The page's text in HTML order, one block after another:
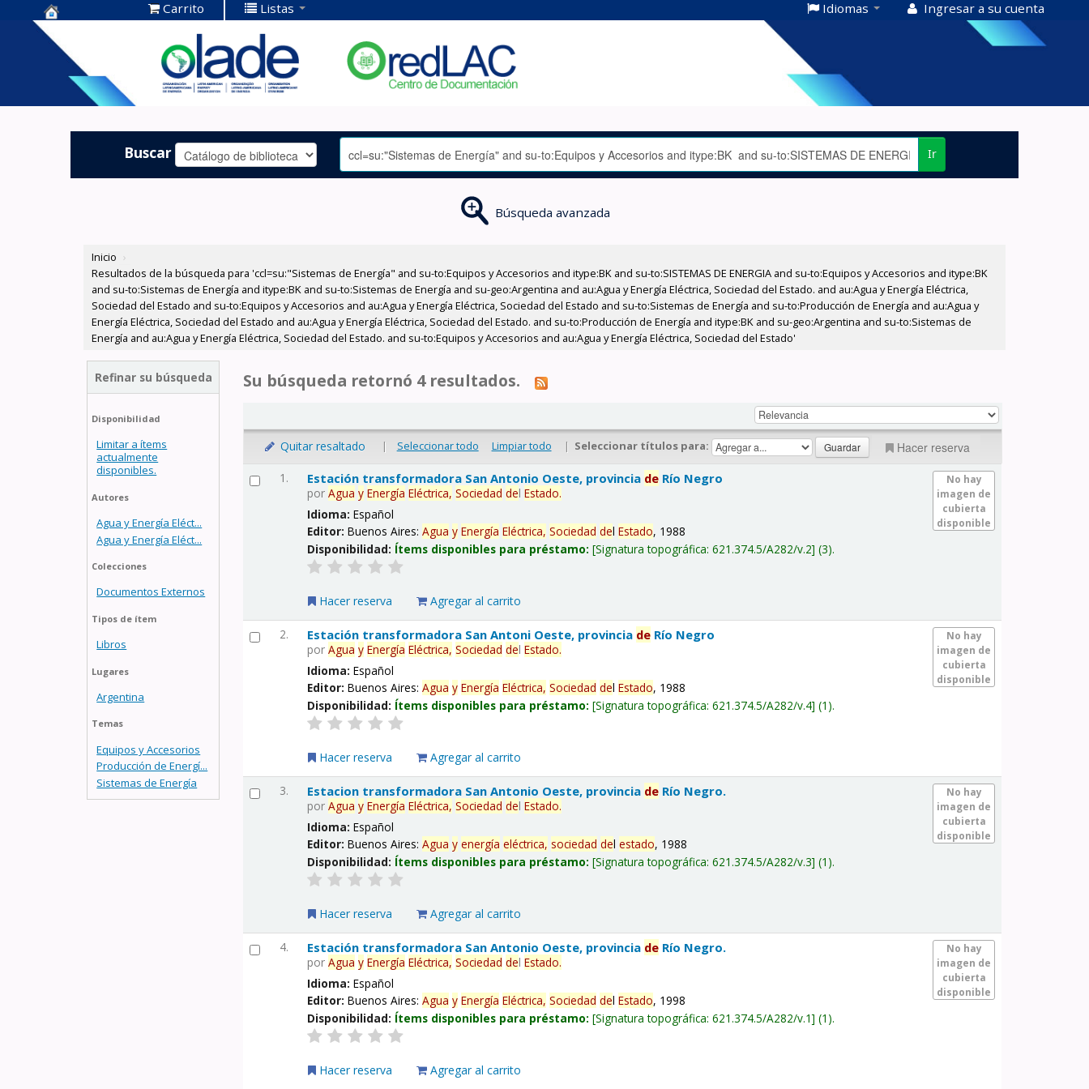
Centro de
Documentación
OLADE -
Carrito Listas Idiomas Ingresar a su cuenta
Buscar Ir
Búsqueda avanzada
Inicio ›
Resultados de la búsqueda para 'ccl=su:"Sistemas de Energía" and su-to:Equipos y Accesorios and itype:BK and su-to:SISTEMAS DE ENERGIA and su-to:Equipos y Accesorios and itype:BK
and su-to:Sistemas de Energía and itype:BK and su-to:Sistemas de Energía and su-geo:Argentina and au:Agua y Energía Eléctrica, Sociedad del Estado. and au:Agua y Energía Eléctrica,
Sociedad del Estado and su-to:Equipos y Accesorios and au:Agua y Energía Eléctrica, Sociedad del Estado and su-to:Sistemas de Energía and su-to:Producción de Energía and au:Agua y
Energía Eléctrica, Sociedad del Estado and au:Agua y Energía Eléctrica, Sociedad del Estado. and su-to:Producción de Energía and itype:BK and su-geo:Argentina and su-to:Sistemas de
Energía and au:Agua y Energía Eléctrica, Sociedad del Estado. and su-to:Equipos y Accesorios and au:Agua y Energía Eléctrica, Sociedad del Estado'
Refinar su búsqueda
Disponibilidad
Limitar a ítems
actualmente
disponibles.
Autores
Agua y Energía Eléct...
Agua y Energía Eléct...
Colecciones
Documentos Externos
Tipos de ítem
Libros
Lugares
Argentina
Temas
Equipos y Accesorios
Producción de Energí...
Sistemas de Energía
Su búsqueda retornó 4 resultados.
Quitar resaltado | Seleccionar todo Limpiar todo | Seleccionar títulos para: Hacer reserva
1.
No hay
imagen de
cubierta
disponible
Estación transformadora San Antonio Oeste, provincia de Río Negro
porAgua y Energía Eléctrica, Sociedad delEstado.
Idioma:Español
Editor:Buenos Aires:Agua y Energía Eléctrica, Sociedad delEstado, 1988
Disponibilidad: Ítems disponibles para préstamo: Signatura topográfica:621.374.5/A282/v.2 (3).
Hacer reserva Agregar al carrito
2.
No hay
imagen de
cubierta
disponible
Estación transformadora San Antoni Oeste, provincia de Río Negro
porAgua y Energía Eléctrica, Sociedad delEstado.
Idioma:Español
Editor:Buenos Aires:Agua y Energía Eléctrica, Sociedad delEstado, 1988
Disponibilidad: Ítems disponibles para préstamo: Signatura topográfica:621.374.5/A282/v.4 (1).
Hacer reserva Agregar al carrito
3.
No hay
imagen de
cubierta
disponible
Estacion transformadora San Antonio Oeste, provincia de Río Negro.
porAgua y Energía Eléctrica, Sociedad delEstado.
Idioma:Español
Editor:Buenos Aires:Agua y energía eléctrica, sociedad delestado, 1988
Disponibilidad: Ítems disponibles para préstamo: Signatura topográfica:621.374.5/A282/v.3 (1).
Hacer reserva Agregar al carrito
4.
No hay
imagen de
cubierta
disponible
Estación transformadora San Antonio Oeste, provincia de Río Negro.
porAgua y Energía Eléctrica, Sociedad delEstado.
Idioma:Español
Editor:Buenos Aires:Agua y Energía Eléctrica, Sociedad delEstado, 1998
Disponibilidad: Ítems disponibles para préstamo: Signatura topográfica:621.374.5/A282/v.1 (1).
Hacer reserva Agregar al carrito